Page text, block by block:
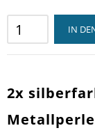
IN
2x